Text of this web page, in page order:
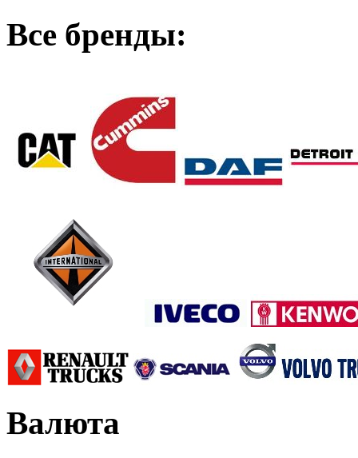
Все бренды:
Валюта